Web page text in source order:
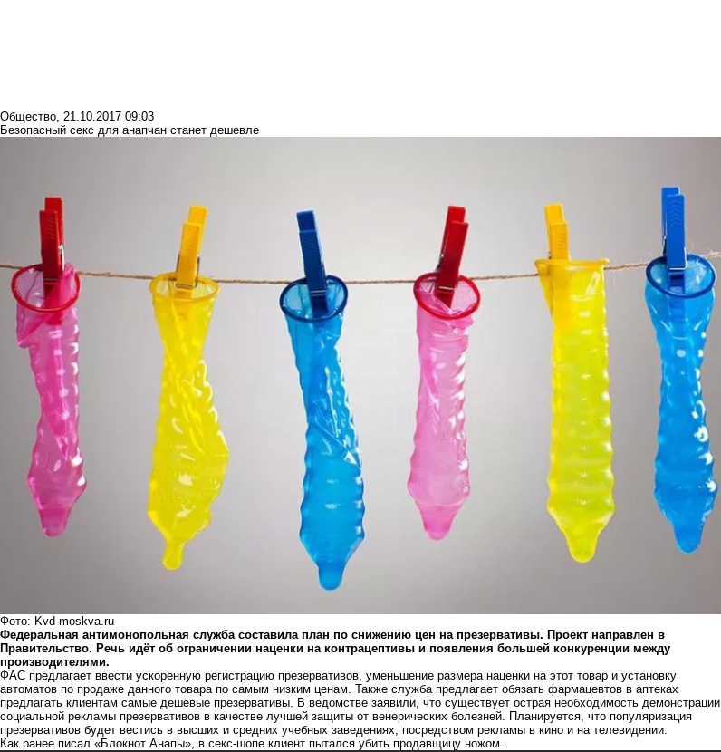
Общество, 21.10.2017 09:03
Безопасный секс для анапчан станет дешевле
Фото: Kvd-moskva.ru
Федеральная антимонопольная служба составила план по снижению цен на презервативы. Проект направлен в
Правительство. Речь идёт об ограничении наценки на контрацептивы и появления большей конкуренции между
производителями.
ФАС предлагает ввести ускоренную регистрацию презервативов, уменьшение размера наценки на этот товар и установку
автоматов по продаже данного товара по самым низким ценам. Также служба предлагает обязать фармацевтов в аптеках
предлагать клиентам самые дешёвые презервативы. В ведомстве заявили, что существует острая необходимость демонстрации
социальной рекламы презервативов в качестве лучшей защиты от венерических болезней. Планируется, что популяризация
презервативов будет вестись в высших и средних учебных заведениях, посредством рекламы в кино и на телевидении.
Как ранее писал «Блокнот Анапы», в секс-шопе клиент пытался убить продавщицу ножом.